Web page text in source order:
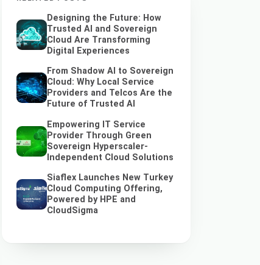
Designing the Future: How
Trusted AI and Sovereign
Cloud Are Transforming
Digital Experiences
From Shadow AI to Sovereign
Cloud: Why Local Service
Providers and Telcos Are the
Future of Trusted AI
Empowering IT Service
Provider Through Green
Sovereign Hyperscaler-
Independent Cloud Solutions
Siaflex Launches New Turkey
Cloud Computing Offering,
Powered by HPE and
CloudSigma